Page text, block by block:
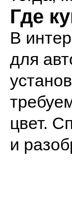
Где
В
для
цвет.
и